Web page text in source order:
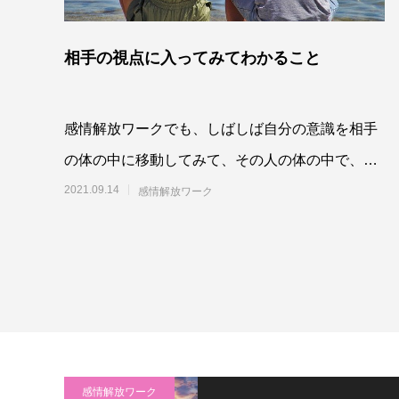
相手の視点に入ってみてわかること
感情解放ワークでも、しばしば自分の意識を相手
の体の中に移動してみて、その人の体の中で、そ
の人の感情や思いを読み取っていくということを
2021.09.14 感情解放ワーク
感情解放ワーク